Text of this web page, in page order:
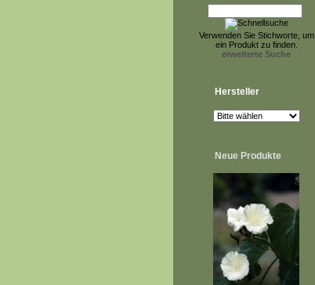
Verwenden Sie Stichworte, um
ein Produkt zu finden.
erweiterte Suche
Hersteller
Neue Produkte